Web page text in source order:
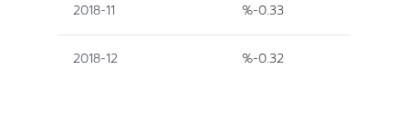
2018-11 %-0.33
2018-12 %-0.32